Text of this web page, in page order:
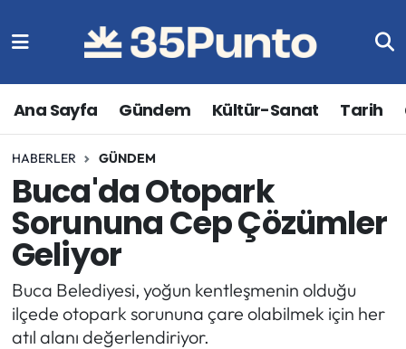
Ana Sayfa Gündem Kültür-Sanat Tarih
HABERLER GÜNDEM
Buca'da Otopark
Sorununa Cep Çözümler
Geliyor
Buca Belediyesi, yoğun kentleşmenin olduğu
ilçede otopark sorununa çare olabilmek için her
atıl alanı değerlendiriyor.